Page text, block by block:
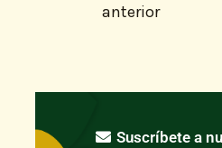
anterior
Suscríbete a